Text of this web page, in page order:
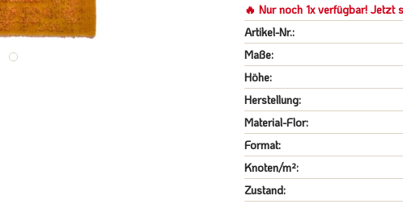
🔥 Nur noch 1x verfügbar! Jetzt
Artikel-Nr.:
Maße:
Höhe:
Herstellung:
Material-Flor:
Format:
Knoten/m²:
Zustand: